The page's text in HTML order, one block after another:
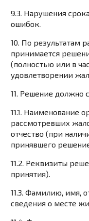
9.3. Нарушения
ошибок.
10. По результатам
принимается
(полностью или в
удовлетворении
11. Решение должно
11.1. Наименование
рассмотревших
отчество (при
принявшего
11.2. Реквизиты
принятия).
11.3. Фамилию, имя,
сведения о месте